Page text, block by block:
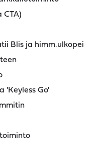
CTA)
Blis ja himm.ulkopei
'Keyless Go'